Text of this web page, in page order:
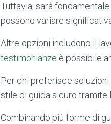
Tuttavia, sarà
possono variare
Altre opzioni includono il
testimonianze è possibile
Per chi preferisce
stile di guida sicuro tramite
Combinando più forme di